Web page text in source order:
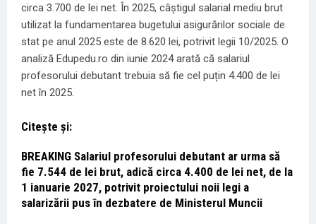
circa 3.700 de lei net. În 2025, câștigul salarial mediu brut
utilizat la fundamentarea bugetului asigurărilor sociale de
stat pe anul 2025 este de 8.620 lei, potrivit legii 10/2025. O
analiză Edupedu.ro din iunie 2024 arată că salariul
profesorului debutant trebuia să fie cel puțin 4.400 de lei
net în 2025.
Citește și:
BREAKING Salariul profesorului debutant ar urma să
fie 7.544 de lei brut, adică circa 4.400 de lei net, de la
1 ianuarie 2027, potrivit proiectului noii legi a
salarizării pus în dezbatere de Ministerul Muncii